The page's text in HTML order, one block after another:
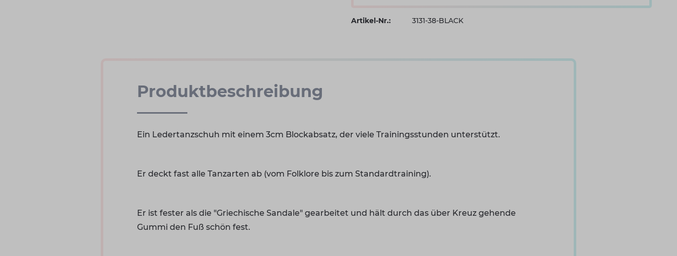
Artikel-Nr.: 3131-38-BLACK
Produktbeschreibung
Ein Ledertanzschuh mit einem 3cm Blockabsatz, der viele Trainingsstunden unterstützt.
Er deckt fast alle Tanzarten ab (vom Folklore bis zum Standardtraining).
Er ist fester als die "Griechische Sandale" gearbeitet und hält durch das über Kreuz gehende
Gummi den Fuß schön fest.